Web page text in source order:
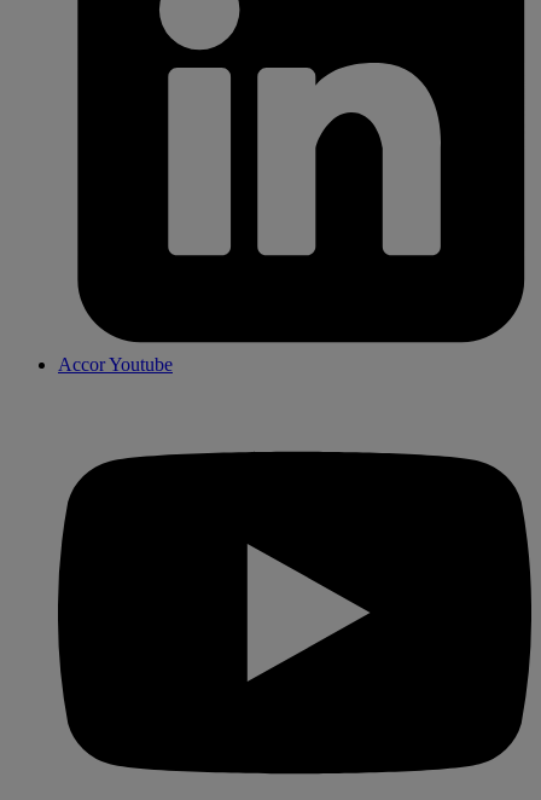
Accor Youtube